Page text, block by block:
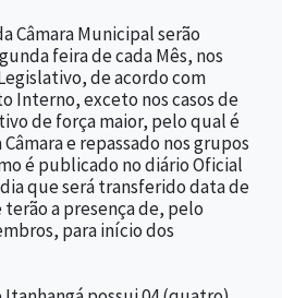
Câmara Municipal serão
feira de cada Mês, nos
de acordo com
Interno, exceto nos casos de
de força maior, pelo qual é
e repassado nos grupos
é publicado no diário Oficial
que será transferido data de
terão a presença de, pelo
para início dos